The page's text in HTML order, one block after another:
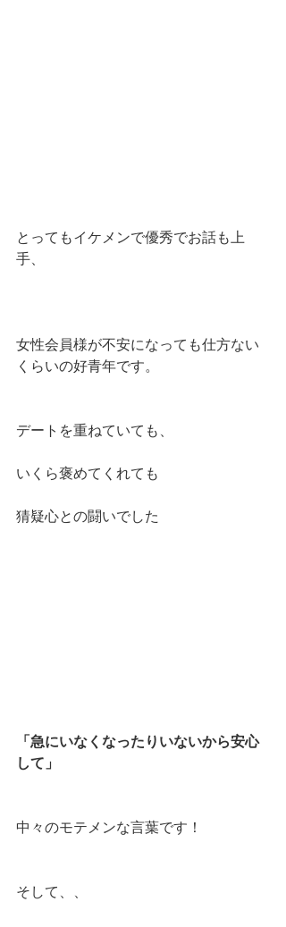
とってもイケメンで優秀でお話も上
手、
女性会員様が不安になっても仕方ない
くらいの好青年です。
デートを重ねていても、
いくら褒めてくれても
猜疑心との闘いでした
「急にいなくなったりいないから安心
して」
中々のモテメンな言葉です！
そして、、